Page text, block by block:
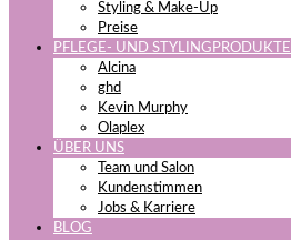
Styling & Make-Up
Preise
PFLEGE- UND STYLINGPRODUKTE
Alcina
ghd
Kevin Murphy
Olaplex
ÜBER UNS
Team und Salon
Kundenstimmen
Jobs & Karriere
BLOG